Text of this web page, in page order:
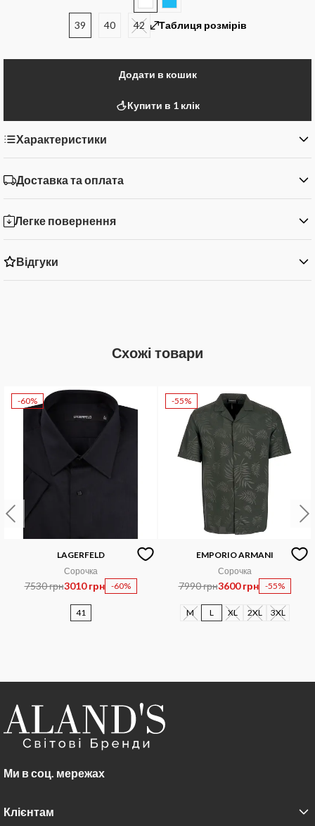
39 40 42 Таблиця розмірів
Додати в кошик
Купити в 1 клік
Характеристики
Доставка та оплата
Легке повернення
Відгуки
Схожі товари
-60%
LAGERFELD
Сорочка
7530 грн3010 грн -60%
41
-55%
EMPORIO ARMANI
Сорочка
7990 грн3600 грн -55%
M L XL 2XL 3XL
Ми в соц. мережах
Клієнтам